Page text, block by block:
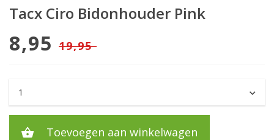
Tacx Ciro Bidonhouder Pink
8,95 19,95
Toevoegen aan winkelwagen